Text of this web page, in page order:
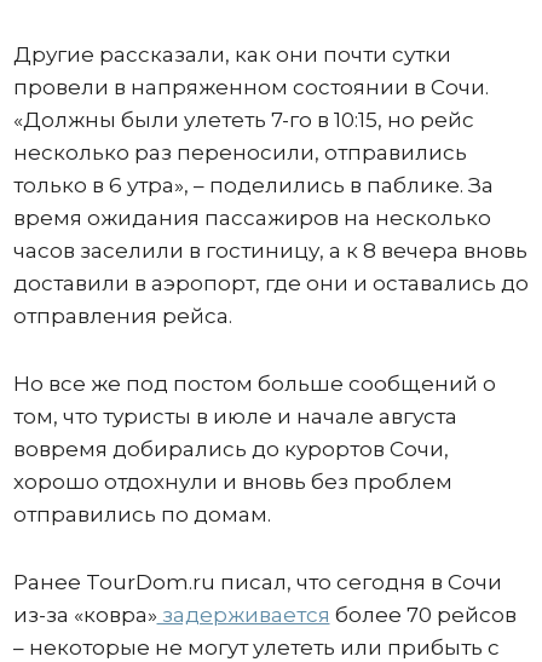
Другие рассказали, как они почти сутки
провели в напряженном состоянии в Сочи.
«Должны были улететь 7-го в 10:15, но рейс
несколько раз переносили, отправились
только в 6 утра», – поделились в паблике. За
время ожидания пассажиров на несколько
часов заселили в гостиницу, а к 8 вечера вновь
доставили в аэропорт, где они и оставались до
отправления рейса.
Но все же под постом больше сообщений о
том, что туристы в июле и начале августа
вовремя добирались до курортов Сочи,
хорошо отдохнули и вновь без проблем
отправились по домам.
Ранее TourDom.ru писал, что сегодня в Сочи
из-за «ковра» задерживается более 70 рейсов
– некоторые не могут улететь или прибыть с